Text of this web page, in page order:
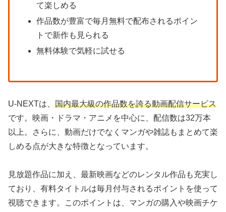
て楽しめる
作品数が豊富で毎月無料で配布されるポイン
トで新作も見られる
無料体験で気軽に試せる
U-NEXTは、 国内最大級の作品数を誇る動画配信サービス
です。映画・ドラマ・アニメを中心に、配信数は32万本
以上。さらに、動画だけでなくマンガや雑誌もまとめて楽
しめる点が大きな特徴となっています。
見放題作品に加え、最新映画などのレンタル作品も充実し
ており、有料タイトルは毎月付与されるポイントを使って
視聴できます。このポイントは、マンガの購入や映画チケ